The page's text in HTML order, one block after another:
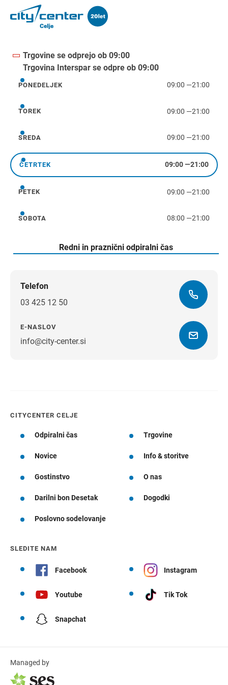
Trgovine se odprejo ob 09:00
Trgovina Interspar se odpre ob 09:00
ponedeljek
PONEDELJEK 09:00 —21:00
torek
TOREK 09:00 —21:00
sreda
SREDA 09:00 —21:00
četrtek
ČETRTEK 09:00—21:00
petek
PETEK 09:00 —21:00
sobota
SOBOTA 08:00 —21:00
Redni in praznični odpiralni čas
Telefon
03 425 12 50
E-NASLOV
info@city-center.si
CITYCENTER CELJE
Odpiralni čas Trgovine
Novice Info & storitve
Gostinstvo O nas
Darilni bon Desetak Dogodki
Poslovno sodelovanje
SLEDITE NAM
Facebook Instagram
Youtube Tik Tok
Snapchat
Managed by